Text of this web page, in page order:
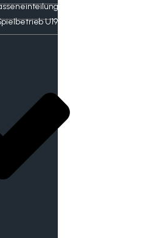
U19